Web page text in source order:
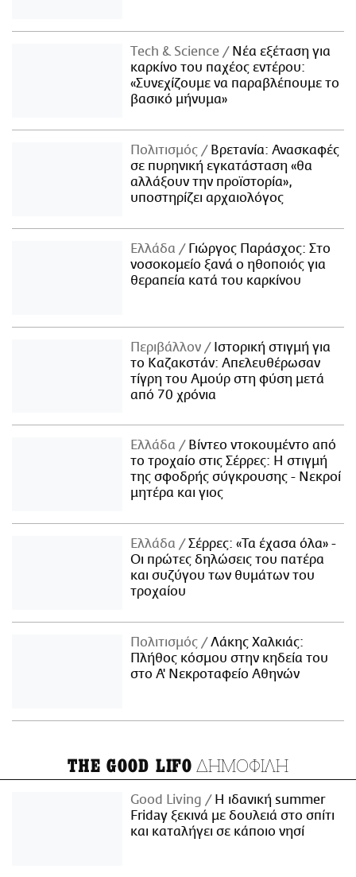
Τech & Science
Νέα εξέταση για
καρκίνο του παχέος εντέρου:
«Συνεχίζουμε να παραβλέπουμε το
βασικό μήνυμα»
Πολιτισμός
Βρετανία: Ανασκαφές
σε πυρηνική εγκατάσταση «θα
αλλάξουν την προϊστορία»,
υποστηρίζει αρχαιολόγος
Ελλάδα
Γιώργος Παράσχος: Στο
νοσοκομείο ξανά ο ηθοποιός για
θεραπεία κατά του καρκίνου
Περιβάλλον
Ιστορική στιγμή για
το Καζακστάν: Απελευθέρωσαν
τίγρη του Αμούρ στη φύση μετά
από 70 χρόνια
Ελλάδα
Βίντεο ντοκουμέντο από
το τροχαίο στις Σέρρες: Η στιγμή
της σφοδρής σύγκρουσης - Νεκροί
μητέρα και γιος
Ελλάδα
Σέρρες: «Τα έχασα όλα» -
Οι πρώτες δηλώσεις του πατέρα
και συζύγου των θυμάτων του
τροχαίου
Πολιτισμός
Λάκης Χαλκιάς:
Πλήθος κόσμου στην κηδεία του
στο Α' Νεκροταφείο Αθηνών
THE GOOD LIFO ΔΗΜΟΦΙΛΗ
Good Living
Η ιδανική summer
Friday ξεκινά με δουλειά στο σπίτι
και καταλήγει σε κάποιο νησί